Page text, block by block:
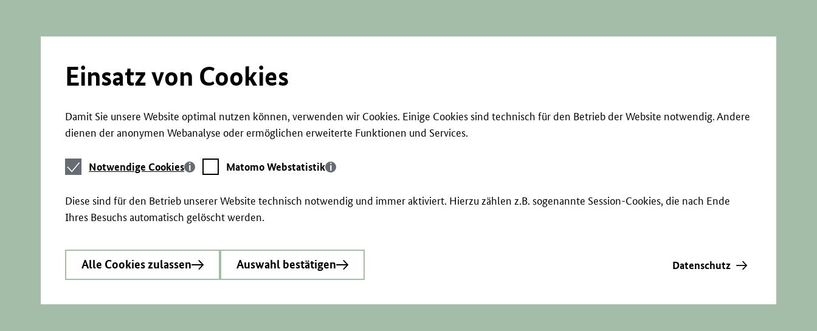
Einsatz von Cookies
Damit Sie unsere Website optimal nutzen können, verwenden wir Cookies. Einige Cookies sind technisch für den Betrieb der Website notwendig. Andere
dienen der anonymen Webanalyse oder ermöglichen erweiterte Funktionen und Services.
Notwendige
Cookies
Notwendige Cookies
Matomo
Webstatistik
Matomo Webstatistik
Diese sind für den Betrieb unserer Website technisch notwendig und immer aktiviert. Hierzu zählen z.B. sogenannte Session-Cookies, die nach Ende
Ihres Besuchs automatisch gelöscht werden.
Alle Cookies zulassen Auswahl bestätigen Datenschutz